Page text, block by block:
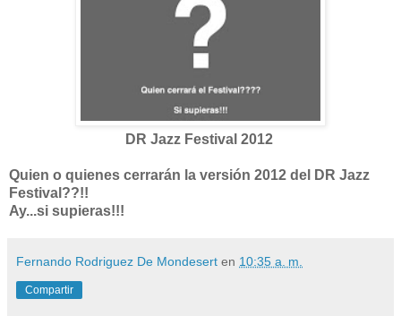
DR Jazz Festival 2012
Quien o quienes cerrarán la versión 2012 del DR Jazz
Festival??!!
Ay...si supieras!!!
Fernando Rodriguez De Mondesert en 10:35 a. m.
Compartir